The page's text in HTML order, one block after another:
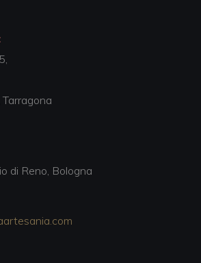
di Reno, Bologna